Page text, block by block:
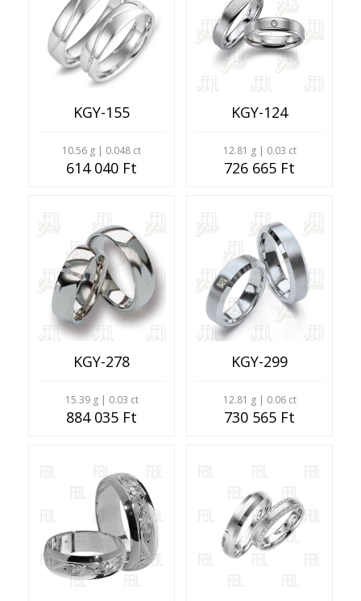
KGY-155
10.56 g | 0.048 ct
614 040 Ft
KGY-124
12.81 g | 0.03 ct
726 665 Ft
KGY-278
15.39 g | 0.03 ct
884 035 Ft
KGY-299
12.81 g | 0.06 ct
730 565 Ft